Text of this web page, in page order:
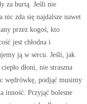
za burtą. Jeśli nie
zda się najdalsze nawet
przez kogoś, kto
jest chłodna i
ją w sercu. Jeśli, jak
dłoni, nie straszna
wędrówkę, podjąć musimy
inność. Przyjąć bolesne